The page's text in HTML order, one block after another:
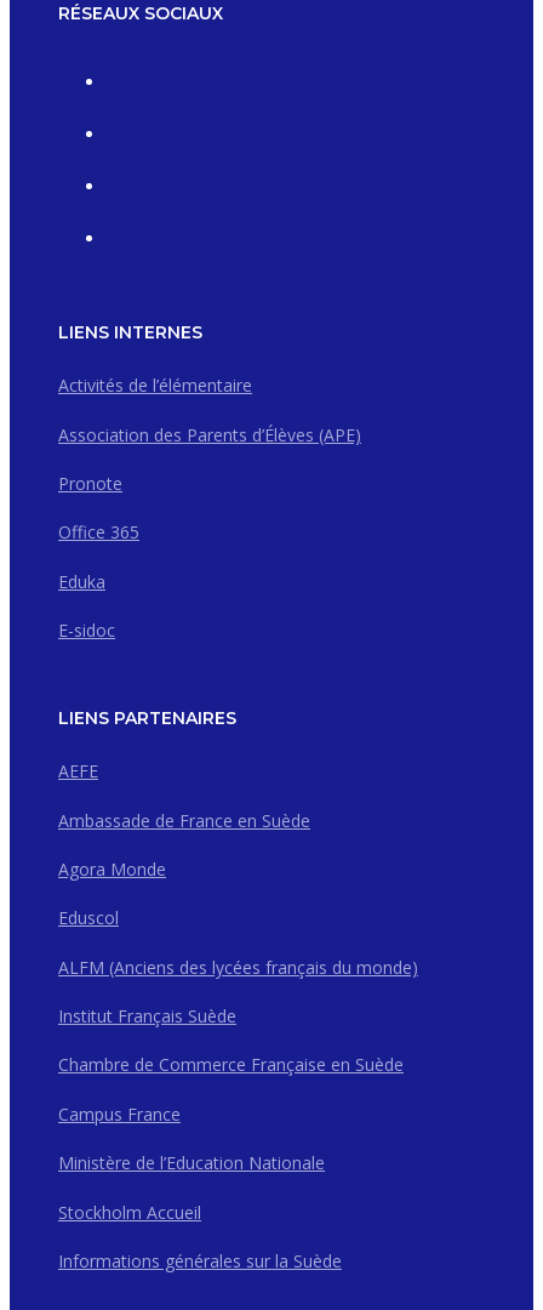
RÉSEAUX SOCIAUX
LIENS INTERNES
Activités de l’élémentaire
Association des Parents d’Élèves (APE)
Pronote
Office 365
Eduka
E-sidoc
LIENS PARTENAIRES
AEFE
Ambassade de France en Suède
Agora Monde
Eduscol
ALFM (Anciens des lycées français du monde)
Institut Français Suède
Chambre de Commerce Française en Suède
Campus France
Ministère de l’Education Nationale
Stockholm Accueil
Informations générales sur la Suède